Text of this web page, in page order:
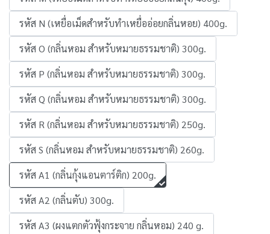
รหัส N (เหยื่อเม็ดสำหรับทำเหยื่ออ่อยกลิ่นหอย) 400g.
รหัส O (กลิ่นหอม สำหรับหมายธรรมชาติ) 300g.
รหัส P (กลิ่นหอม สำหรับหมายธรรมชาติ) 300g.
รหัส Q (กลิ่นหอม สำหรับหมายธรรมชาติ) 300g.
รหัส R (กลิ่นหอม สำหรับหมายธรรมชาติ) 250g.
รหัส S (กลิ่นหอม สำหรับหมายธรรมชาติ) 260g.
รหัส A1 (กลิ่นกุ้งแอนตาร์ติก) 200g.
รหัส A2 (กลิ่นตับ) 300g.
รหัส A3 (ผงแตกตัวฟุ้งกระจาย กลิ่นหอม) 240 g.